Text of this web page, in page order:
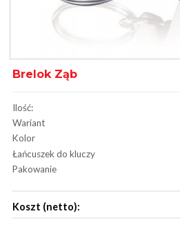
Brelok Ząb
Ilość:
Wariant
Kolor
Łańcuszek do kluczy
Pakowanie
Koszt (netto):